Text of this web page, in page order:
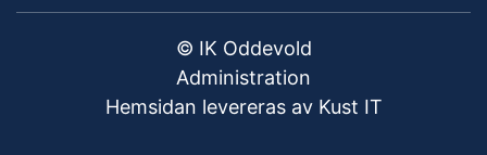
© IK Oddevold
Administration
Hemsidan levereras av Kust IT